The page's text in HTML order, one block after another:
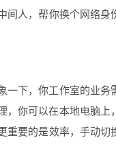
间人，帮你换个网络
一下，你工作室的业
，你可以在本地电脑
重要的是效率，手动